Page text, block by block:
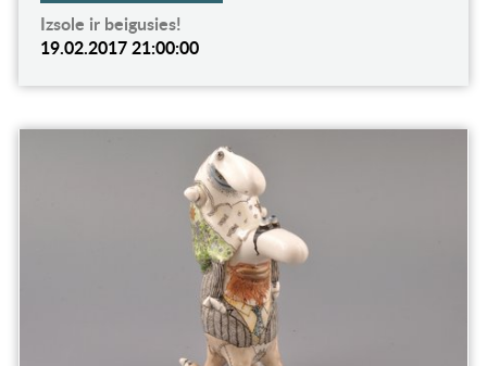
Izsole ir beigusies!
19.02.2017 21:00:00